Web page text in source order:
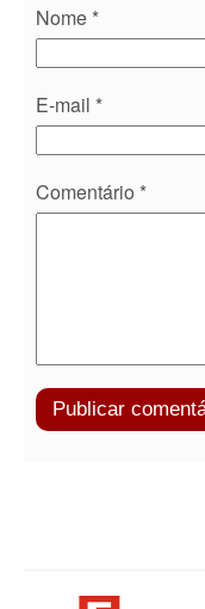
Nome *
E-mail *
Comentário *